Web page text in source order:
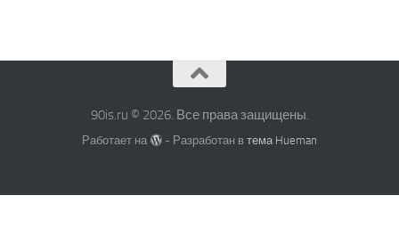
90is.ru © 2026. Все права защищены.
Работает на - Разработан в тема Hueman